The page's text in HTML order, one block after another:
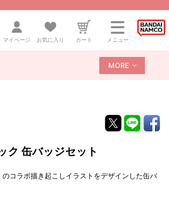
マイページ お気に入り カート メニュー
MORE
ク 缶バッジセット
コラボ描き起こしイラストをデザインした缶バ